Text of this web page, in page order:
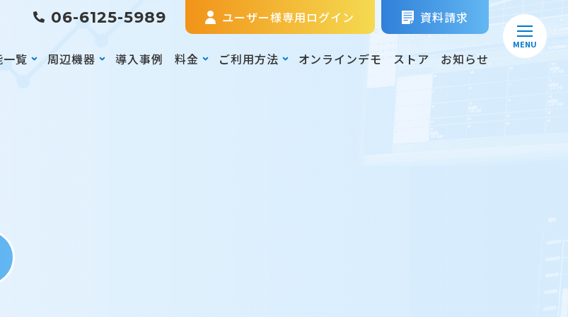
MENU
06-6125-5989 ユーザー様専用ログイン 資料請求
覧 周辺機器 導入事例 料金 ご利用方法 オンラインデモ ストア お知らせ